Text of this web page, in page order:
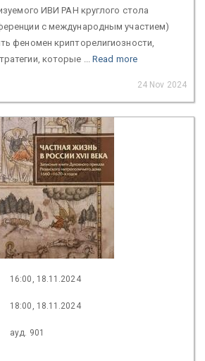
ИВИ РАН круглого стола
с международным участием)
феномен крипторелигиозности,
которые ... Read more
24 Nov 2024
16:00, 18.11.2024
18:00, 18.11.2024
ауд. 901